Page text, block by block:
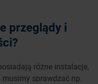
przeglądy i
różne instalacje,
sprawdzać np.